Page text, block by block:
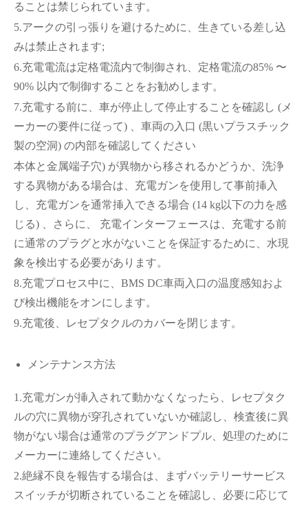
ることは禁じられています。
5.アークの引っ張りを避けるために、生きている差し込
みは禁止されます;
6.充電電流は定格電流内で制御され、定格電流の85% 〜
90% 以内で制御することをお勧めします。
7.充電する前に、車が停止して停止することを確認し (メ
ーカーの要件に従って) 、車両の入口 (黒いプラスチック
製の空洞) の内部を確認してください
本体と金属端子穴) が異物から移されるかどうか、洗浄
する異物がある場合は、充電ガンを使用して事前挿入
し、充電ガンを通常挿入できる場合 (14 kg以下の力を感
じる) 、さらに、 充電インターフェースは、充電する前
に通常のプラグと水がないことを保証するために、水現
象を検出する必要があります。
8.充電プロセス中に、BMS DC車両入口の温度感知およ
び検出機能をオンにします。
9.充電後、レセプタクルのカバーを閉じます。
メンテナンス方法
1.充電ガンが挿入されて動かなくなったら、レセプタク
ルの穴に異物が穿孔されていないか確認し、検査後に異
物がない場合は通常のプラグアンドプル、処理のために
メーカーに連絡してください。
2.絶縁不良を報告する場合は、まずバッテリーサービス
スイッチが切断されていることを確認し、必要に応じて